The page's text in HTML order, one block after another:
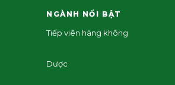
NGÀNH NỔI BẬT
Tiếp viên hàng không
Dược